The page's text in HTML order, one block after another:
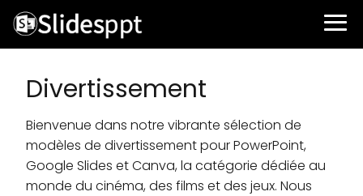
Divertissement
Bienvenue dans notre vibrante sélection de
modèles de divertissement pour PowerPoint,
Google Slides et Canva, la catégorie dédiée au
monde du cinéma, des films et des jeux. Nous